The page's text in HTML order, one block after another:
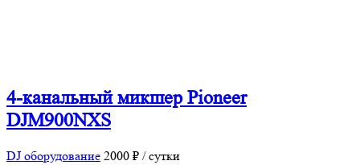
4-канальный микшер Pioneer
DJM900NXS
DJ оборудование 2000 ₽ / сутки